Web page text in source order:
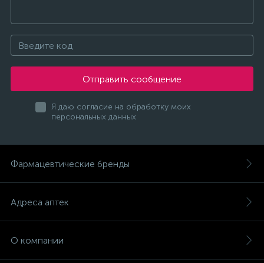
Отправить сообщение
Я даю согласие на обработку моих
персональных данных
Фармацевтические бренды
Адреса аптек
О компании